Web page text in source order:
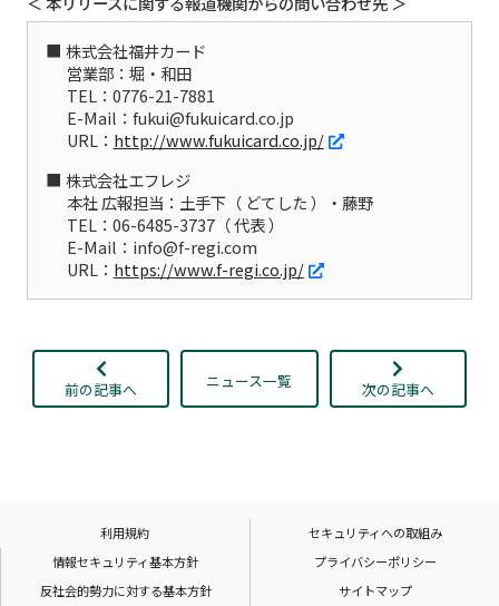
株式会社福井カード
営業部：堀・和田
TEL：0776-21-7881
E-Mail：fukui@fukuicard.co.jp
URL： http://www.fukuicard.co.jp/
株式会社エフレジ
本社 広報担当：土手下（ どてした ）・藤野
TEL：06-6485-3737（ 代表 ）
E-Mail：info@f-regi.com
URL： https://www.f-regi.co.jp/
前の記事へ ニュース一覧 次の記事へ
利用規約
セキュリティへの取組み
情報セキュリティ基本方針
プライバシーポリシー
反社会的勢力に対する基本方針
サイトマップ